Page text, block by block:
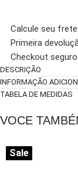
Calcule seu
Primeira
Checkout seguro
DESCRIÇÃO
INFORMAÇÃO
TABELA DE MEDIDAS
VOCE
Sale